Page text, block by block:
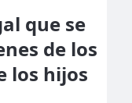
que se
de los
los hijos